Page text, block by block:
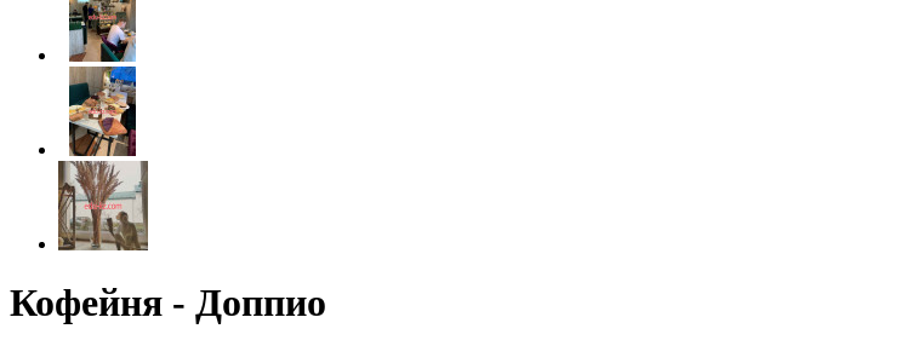
Кофейня - Доппио